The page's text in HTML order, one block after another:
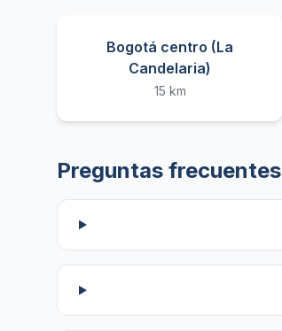
Bogotá centro (La
Candelaria)
15 km
Preguntas frecuentes